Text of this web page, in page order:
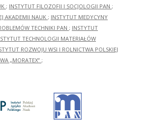
; INSTYTUT FILOZOFII I SOCJOLOGII PAN ;
AKADEMII NAUK ; INSTYTUT MEDYCYNY
TECHNIKI PAN ; INSTYTUT
TECHNOLOGII MATERIAŁÓW
ROZWOJU WSI I ROLNICTWA POLSKIEJ
„MORATEX” ;